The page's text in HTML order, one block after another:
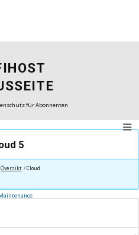
für Abonnenten
5
Översikt Cloud